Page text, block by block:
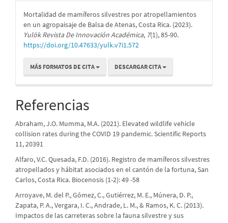
Mortalidad de mamíferos silvestres por atropellamientos
en un agropaisaje de Balsa de Atenas, Costa Rica. (2023).
Yulök Revista De Innovación Académica, 7(1), 85-90.
https://doi.org/10.47633/yulk.v7i1.572
MÁS FORMATOS DE CITA DESCARGAR CITA
Referencias
Abraham, J.O. Mumma, M.A. (2021). Elevated wildlife vehicle
collision rates during the COVID 19 pandemic. Scientific Reports
11, 20391
Alfaro, V.C. Quesada, F.D. (2016). Registro de mamíferos silvestres
atropellados y hábitat asociados en el cantón de la fortuna, San
Carlos, Costa Rica. Biocenosis (1-2): 49 -58
Arroyave, M. del P., Gómez, C., Gutiérrez, M. E., Múnera, D. P.,
Zapata, P. A., Vergara, I. C., Andrade, L. M., & Ramos, K. C. (2013).
Impactos de las carreteras sobre la fauna silvestre y sus